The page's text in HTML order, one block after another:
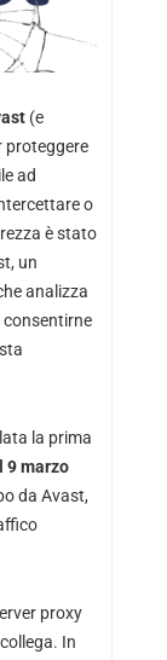
(e
proteggere
ad
o
è stato
un
analizza
consentirne
la prima
9 marzo
da Avast,
proxy
In